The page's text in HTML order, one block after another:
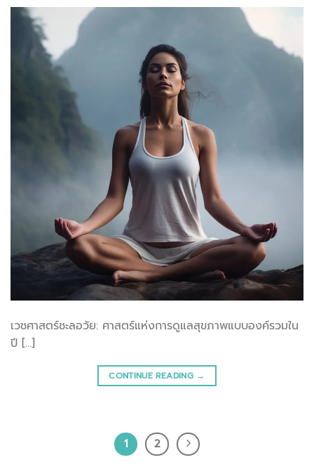
เวชศาสตร์ชะลอวัย: ศาสตร์แห่งการดูแลสุขภาพแบบองค์รวมใน
ปี […]
CONTINUE READING →
1 2